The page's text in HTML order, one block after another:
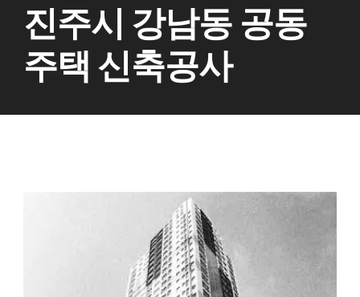
진주시 강남동 공동
주택 신축공사